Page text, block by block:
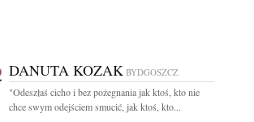
DANUTA KOZAK BYDGOSZCZ
"Odeszłaś cicho i bez pożegnania jak ktoś, kto nie
chce swym odejściem smucić, jak ktoś, kto...